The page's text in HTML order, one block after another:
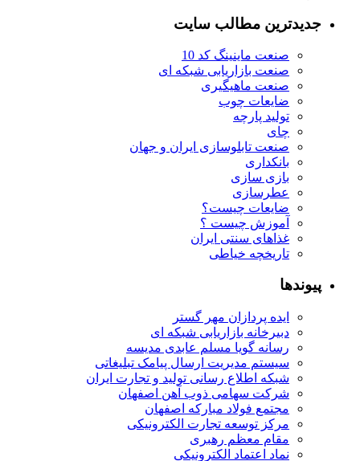
جدیدترین مطالب سایت
صنعت ماینینگ کد 10
صنعت بازاریابی شبکه ای
صنعت ماهیگیری
ضایعات چوب
تولید پارچه
چای
صنعت تابلوسازی ایران و جهان
بانکداری
بازی سازی
عطرسازی
ضایعات چیست؟
آموزش چیست ؟
غذاهای سنتی ایران
تاریخچه خیاطی
پیوندها
ایده پردازان مهر گستر
دبیرخانه بازاریابی شبکه ای
رسانه گویا مسلم عابدی مدیسه
سیستم مدیریت ارسال پیامک تبلیغاتی
شبکه اطلاع رسانی تولید و تجارت ایران
شرکت سهامی ذوب آهن اصفهان
مجتمع فولاد مبارکه اصفهان
مرکز توسعه تجارت الکترونیکی
مقام معظم رهبری
نماد اعتماد الکترونیکی